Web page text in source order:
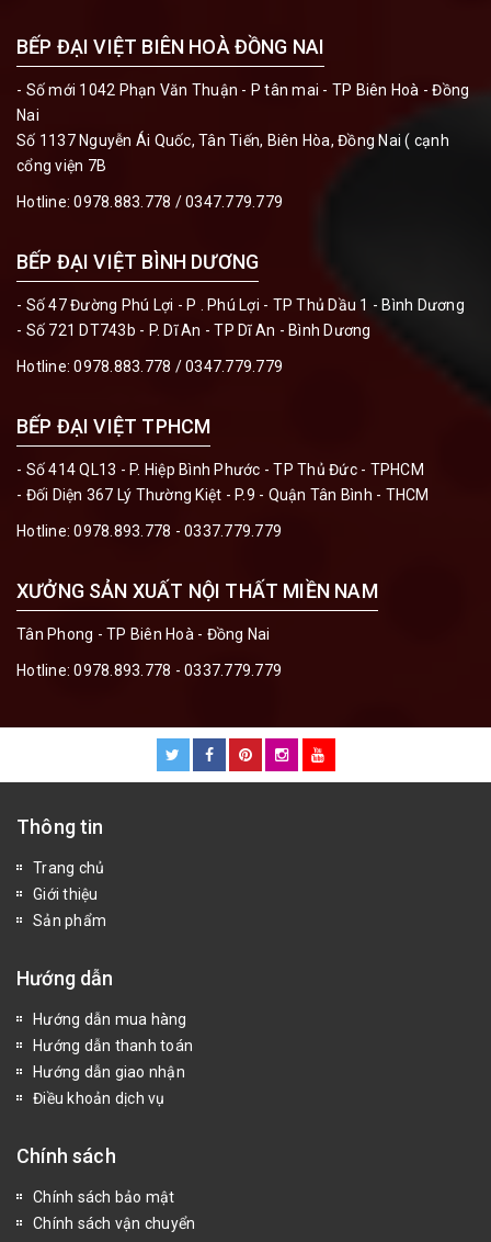
BẾP ĐẠI VIỆT BIÊN HOÀ ĐỒNG NAI
- Số mới 1042 Phạn Văn Thuận - P tân mai - TP Biên Hoà - Đồng
Nai
Số 1137 Nguyễn Ái Quốc, Tân Tiến, Biên Hòa, Đồng Nai ( cạnh
cổng viện 7B
Hotline:0978.883.778 / 0347.779.779
BẾP ĐẠI VIỆT BÌNH DƯƠNG
- Số 47 Đường Phú Lợi - P . Phú Lợi - TP Thủ Dầu 1 - Bình Dương
- Số 721 DT743b - P. Dĩ An - TP Dĩ An - Bình Dương
Hotline:0978.883.778 / 0347.779.779
BẾP ĐẠI VIỆT TPHCM
- Số 414 QL13 - P. Hiệp Bình Phước - TP Thủ Đức - TPHCM
- Đối Diện 367 Lý Thường Kiệt - P.9 - Quận Tân Bình - THCM
Hotline:0978.893.778 - 0337.779.779
XƯỞNG SẢN XUẤT NỘI THẤT MIỀN NAM
Tân Phong - TP Biên Hoà - Đồng Nai
Hotline:0978.893.778 - 0337.779.779
Thông tin
Trang chủ
Giới thiệu
Sản phẩm
Hướng dẫn
Hướng dẫn mua hàng
Hướng dẫn thanh toán
Hướng dẫn giao nhận
Điều khoản dịch vụ
Chính sách
Chính sách bảo mật
Chính sách vận chuyển